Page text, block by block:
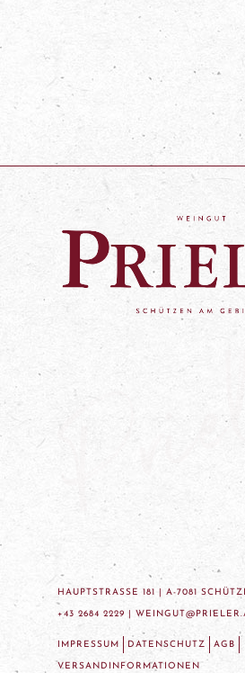
HAUPTSTRASSE 181 | A-7081
+43 2684 2229 |
IMPRESSUM DATENSCHUTZ AGB
VERSANDINFORMATIONEN